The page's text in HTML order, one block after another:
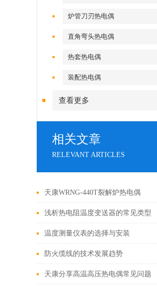
炉管刀刃热电偶
直角弯头热电偶
热套热电偶
装配热电偶
查看更多
相关文章
RELEVANT ARTICLES
天康WRNG-440T裂解炉热电偶
浅析热电阻温度变送器的常见类型
温度测量仪表的选择与安装
防火缆线的技术发展趋势
天康分享高温高压热电偶常见问题